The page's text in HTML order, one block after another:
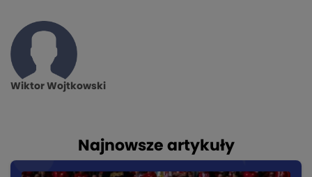
Wiktor Wojtkowski
Najnowsze artykuły